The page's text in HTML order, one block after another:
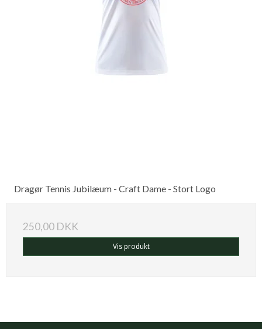
Dragør Tennis Jubilæum - Craft Dame - Stort Logo
250,00 DKK
Vis produkt